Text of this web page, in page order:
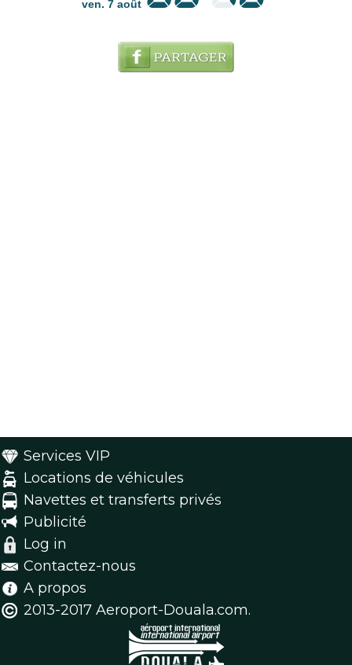
ven. 7 août
Services VIP
Locations de véhicules
Navettes et transferts privés
Publicité
Log in
Contactez-nous
A propos
2013-2017 Aeroport-Douala.com.